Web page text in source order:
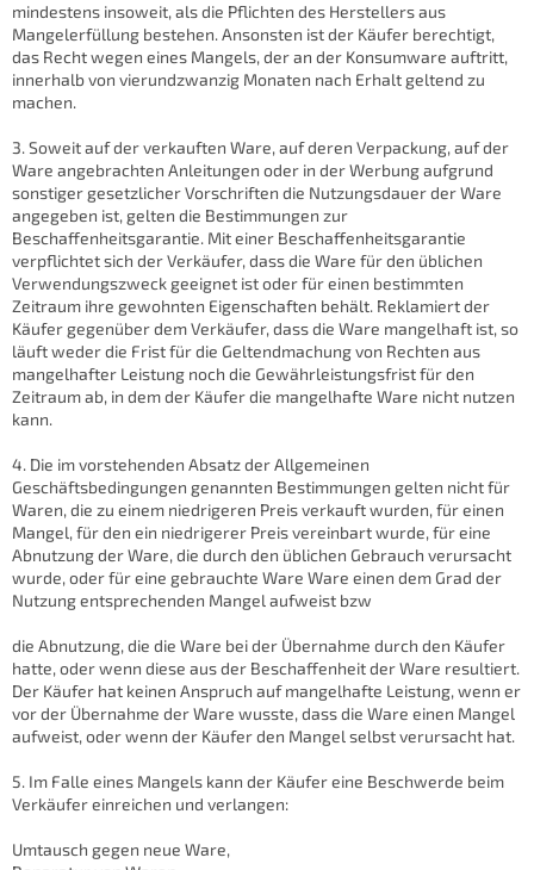
mindestens insoweit, als die Pflichten des Herstellers aus
Mangelerfüllung bestehen. Ansonsten ist der Käufer berechtigt,
das Recht wegen eines Mangels, der an der Konsumware auftritt,
innerhalb von vierundzwanzig Monaten nach Erhalt geltend zu
machen.
3. Soweit auf der verkauften Ware, auf deren Verpackung, auf der
Ware angebrachten Anleitungen oder in der Werbung aufgrund
sonstiger gesetzlicher Vorschriften die Nutzungsdauer der Ware
angegeben ist, gelten die Bestimmungen zur
Beschaffenheitsgarantie. Mit einer Beschaffenheitsgarantie
verpflichtet sich der Verkäufer, dass die Ware für den üblichen
Verwendungszweck geeignet ist oder für einen bestimmten
Zeitraum ihre gewohnten Eigenschaften behält. Reklamiert der
Käufer gegenüber dem Verkäufer, dass die Ware mangelhaft ist, so
läuft weder die Frist für die Geltendmachung von Rechten aus
mangelhafter Leistung noch die Gewährleistungsfrist für den
Zeitraum ab, in dem der Käufer die mangelhafte Ware nicht nutzen
kann.
4. Die im vorstehenden Absatz der Allgemeinen
Geschäftsbedingungen genannten Bestimmungen gelten nicht für
Waren, die zu einem niedrigeren Preis verkauft wurden, für einen
Mangel, für den ein niedrigerer Preis vereinbart wurde, für eine
Abnutzung der Ware, die durch den üblichen Gebrauch verursacht
wurde, oder für eine gebrauchte Ware Ware einen dem Grad der
Nutzung entsprechenden Mangel aufweist bzw
die Abnutzung, die die Ware bei der Übernahme durch den Käufer
hatte, oder wenn diese aus der Beschaffenheit der Ware resultiert.
Der Käufer hat keinen Anspruch auf mangelhafte Leistung, wenn er
vor der Übernahme der Ware wusste, dass die Ware einen Mangel
aufweist, oder wenn der Käufer den Mangel selbst verursacht hat.
5. Im Falle eines Mangels kann der Käufer eine Beschwerde beim
Verkäufer einreichen und verlangen:
Umtausch gegen neue Ware,